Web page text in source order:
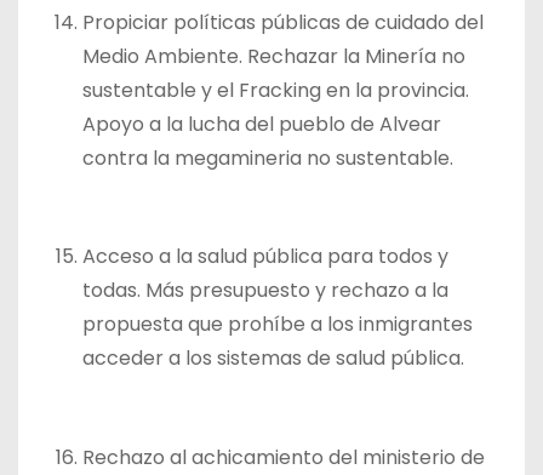
Propiciar políticas públicas de cuidado del
Medio Ambiente. Rechazar la Minería no
sustentable y el Fracking en la provincia.
Apoyo a la lucha del pueblo de Alvear
contra la megamineria no sustentable.
Acceso a la salud pública para todos y
todas. Más presupuesto y rechazo a la
propuesta que prohíbe a los inmigrantes
acceder a los sistemas de salud pública.
Rechazo al achicamiento del ministerio de